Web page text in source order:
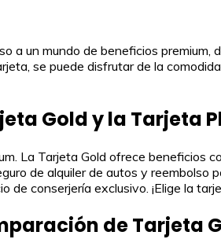
a un mundo de beneficios
se puede disfrutar de la
Gold y la Tarjeta
La Tarjeta Gold ofrece beneficios
de alquiler de autos y
conserjería exclusivo. ¡Elige la
de Tarjeta